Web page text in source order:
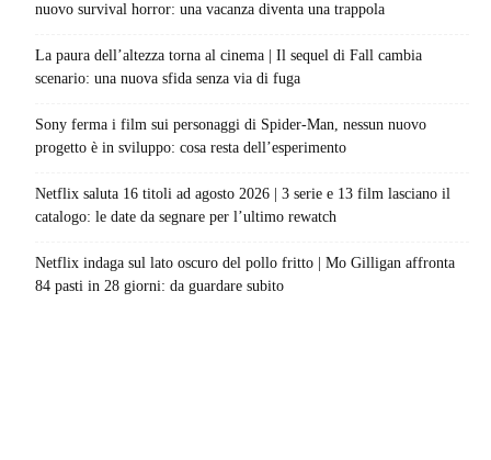
nuovo survival horror: una vacanza diventa una trappola
La paura dell’altezza torna al cinema | Il sequel di Fall cambia
scenario: una nuova sfida senza via di fuga
Sony ferma i film sui personaggi di Spider-Man, nessun nuovo
progetto è in sviluppo: cosa resta dell’esperimento
Netflix saluta 16 titoli ad agosto 2026 | 3 serie e 13 film lasciano il
catalogo: le date da segnare per l’ultimo rewatch
Netflix indaga sul lato oscuro del pollo fritto | Mo Gilligan affronta
84 pasti in 28 giorni: da guardare subito